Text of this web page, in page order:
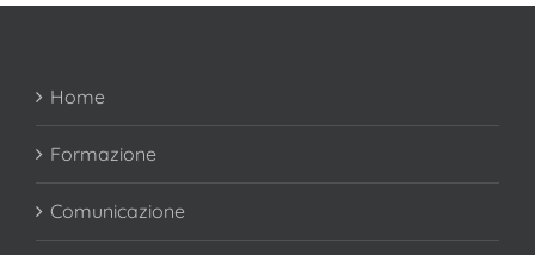
Home
Formazione
Comunicazione